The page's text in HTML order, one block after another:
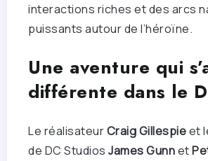
interactions riches et des arcs
puissants autour de l’héroïne.
Une aventure qui
différente dans le
Le réalisateurCraig Gillespieet
de DC Studios James Gunnet